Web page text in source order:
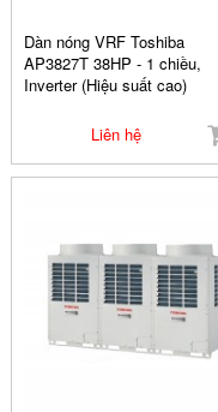
Dàn nóng VRF Toshiba
AP3827T 38HP - 1 chiều,
Inverter (Hiệu suất cao)
Liên hệ